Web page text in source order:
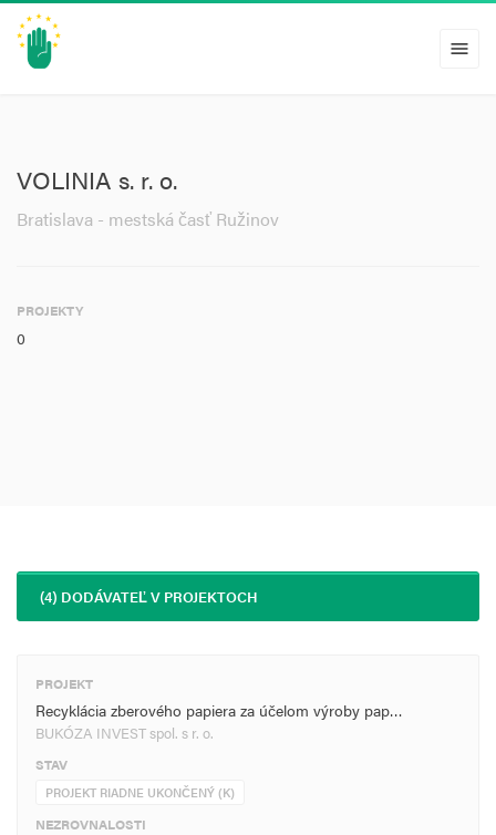
menu
VOLINIA s. r. o.
Bratislava - mestská časť Ružinov
PROJEKTY
0
(4) DODÁVATEĽ V PROJEKTOCH
PROJEKT
Recyklácia zberového papiera za účelom výroby pap…
BUKÓZA INVEST spol. s r. o.
STAV
PROJEKT RIADNE UKONČENÝ (K)
NEZROVNALOSTI